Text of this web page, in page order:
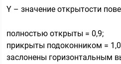
Y – значение открытости
полностью открыты = 0,9;
прикрыты подоконником =
заслонены горизонтальным